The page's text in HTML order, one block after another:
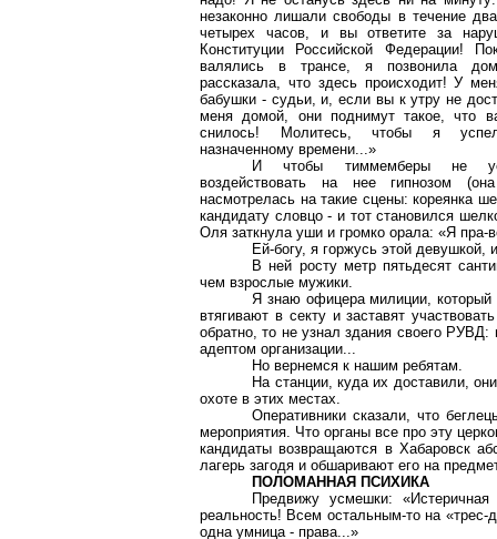
незаконно лишали свободы в течение
четырех часов, и вы ответите за
Конституции Российской Федерации!
валялись в трансе, я позвонила
рассказала, что здесь происходит! У
бабушки - судьи, и, если вы к утру не
меня домой, они поднимут такое, что
снилось! Молитесь, чтобы я
назначенному времени...»
И чтобы тиммемберы не
воздействовать на нее гипнозом
насмотрелась на такие сцены: кореянка
кандидату словцо - и тот становился
Оля заткнула уши и громко орала: «Я пра-
Ей-богу, я горжусь этой
В ней росту метр пятьдесят
чем взрослые мужики.
Я знаю офицера милиции, который
втягивают в секту и заставят
обратно, то не узнал здания своего
адептом организации...
Но вернемся к нашим ребятам.
На станции, куда их доставили,
охоте в этих местах.
Оперативники сказали, что
мероприятия. Что органы все про эту
кандидаты возвращаются в Хабаровск
лагерь загодя и обшаривают его на
ПОЛОМАННАЯ ПСИХИКА
Предвижу усмешки:
реальность! Всем остальным-то на
одна умница - права...»